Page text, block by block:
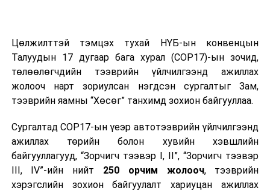
Цөлжилттэй тэмцэх тухай НҮБ-ын конвенцын
Талуудын 17 дугаар бага хурал (COP17)-ын зочид,
төлөөлөгчдийн тээврийн үйлчилгээнд ажиллах
жолооч нарт зориулсан нэгдсэн сургалтыг Зам,
тээврийн яамны “Хөсөг” танхимд зохион байгууллаа.
Сургалтад COP17-ын үеэр автотээврийн үйлчилгээнд
ажиллах төрийн болон хувийн хэвшлийн
байгууллагууд, “Зорчигч тээвэр I, II”, “Зорчигч тээвэр
III, IV”-ийн нийт 250 орчим жолооч, тээврийн
хэрэгслийн зохион байгуулалт хариуцан ажиллах